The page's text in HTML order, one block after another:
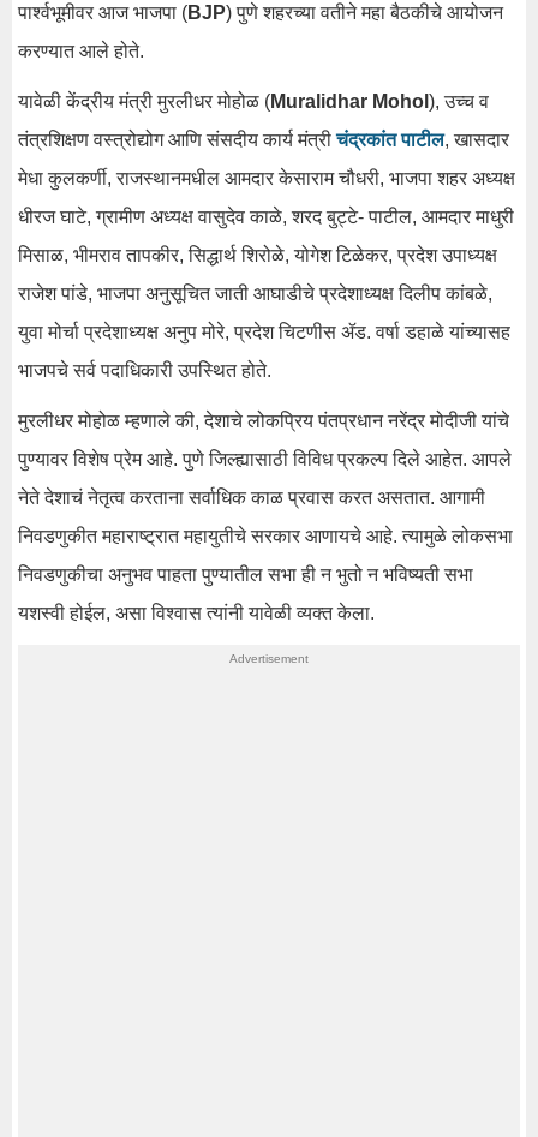
पार्श्वभूमीवर आज भाजपा (BJP) पुणे शहरच्या वतीने महा बैठकीचे आयोजन
करण्यात आले होते.
यावेळी केंद्रीय मंत्री मुरलीधर मोहोळ (Muralidhar Mohol ), उच्च व
तंत्रशिक्षण वस्त्रोद्योग आणि संसदीय कार्य मंत्रीचंद्रकांत पाटील, खासदार
मेधा कुलकर्णी, राजस्थानमधील आमदार केसाराम चौधरी, भाजपा शहर अध्यक्ष
धीरज घाटे, ग्रामीण अध्यक्ष वासुदेव काळे, शरद बुट्टे- पाटील, आमदार माधुरी
मिसाळ, भीमराव तापकीर, सिद्धार्थ शिरोळे, योगेश टिळेकर, प्रदेश उपाध्यक्ष
राजेश पांडे, भाजपा अनुसूचित जाती आघाडीचे प्रदेशाध्यक्ष दिलीप कांबळे,
युवा मोर्चा प्रदेशाध्यक्ष अनुप मोरे, प्रदेश चिटणीस ॲड. वर्षा डहाळे यांच्यासह
भाजपचे सर्व पदाधिकारी उपस्थित होते.
मुरलीधर मोहोळ म्हणाले की, देशाचे लोकप्रिय पंतप्रधान नरेंद्र मोदीजी यांचे
पुण्यावर विशेष प्रेम आहे. पुणे जिल्ह्यासाठी विविध प्रकल्प दिले आहेत. आपले
नेते देशाचं नेतृत्व करताना सर्वाधिक काळ प्रवास करत असतात. आगामी
निवडणुकीत महाराष्ट्रात महायुतीचे सरकार आणायचे आहे. त्यामुळे लोकसभा
निवडणुकीचा अनुभव पाहता पुण्यातील सभा ही न भुतो न भविष्यती सभा
यशस्वी होईल, असा विश्वास त्यांनी यावेळी व्यक्त केला.